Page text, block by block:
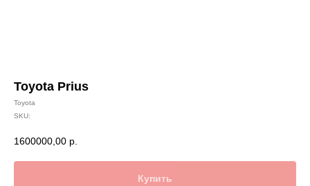
Toyota Prius
Toyota
SKU:
1600000,00 р.
Купить